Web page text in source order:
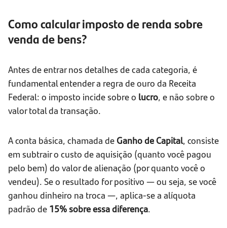
Como calcular imposto de renda sobre
venda de bens?
Antes de entrar nos detalhes de cada categoria, é
fundamental entender a regra de ouro da Receita
Federal: o imposto incide sobre o lucro, e não sobre o
valor total da transação.
A conta básica, chamada deGanho de Capital, consiste
em subtrair o custo de aquisição (quanto você pagou
pelo bem) do valor de alienação (por quanto você o
vendeu). Se o resultado for positivo — ou seja, se você
ganhou dinheiro na troca —, aplica-se a alíquota
padrão de 15% sobre essa diferença.